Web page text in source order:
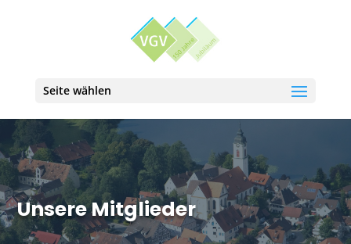
Seite wählen
Unsere Mitglieder